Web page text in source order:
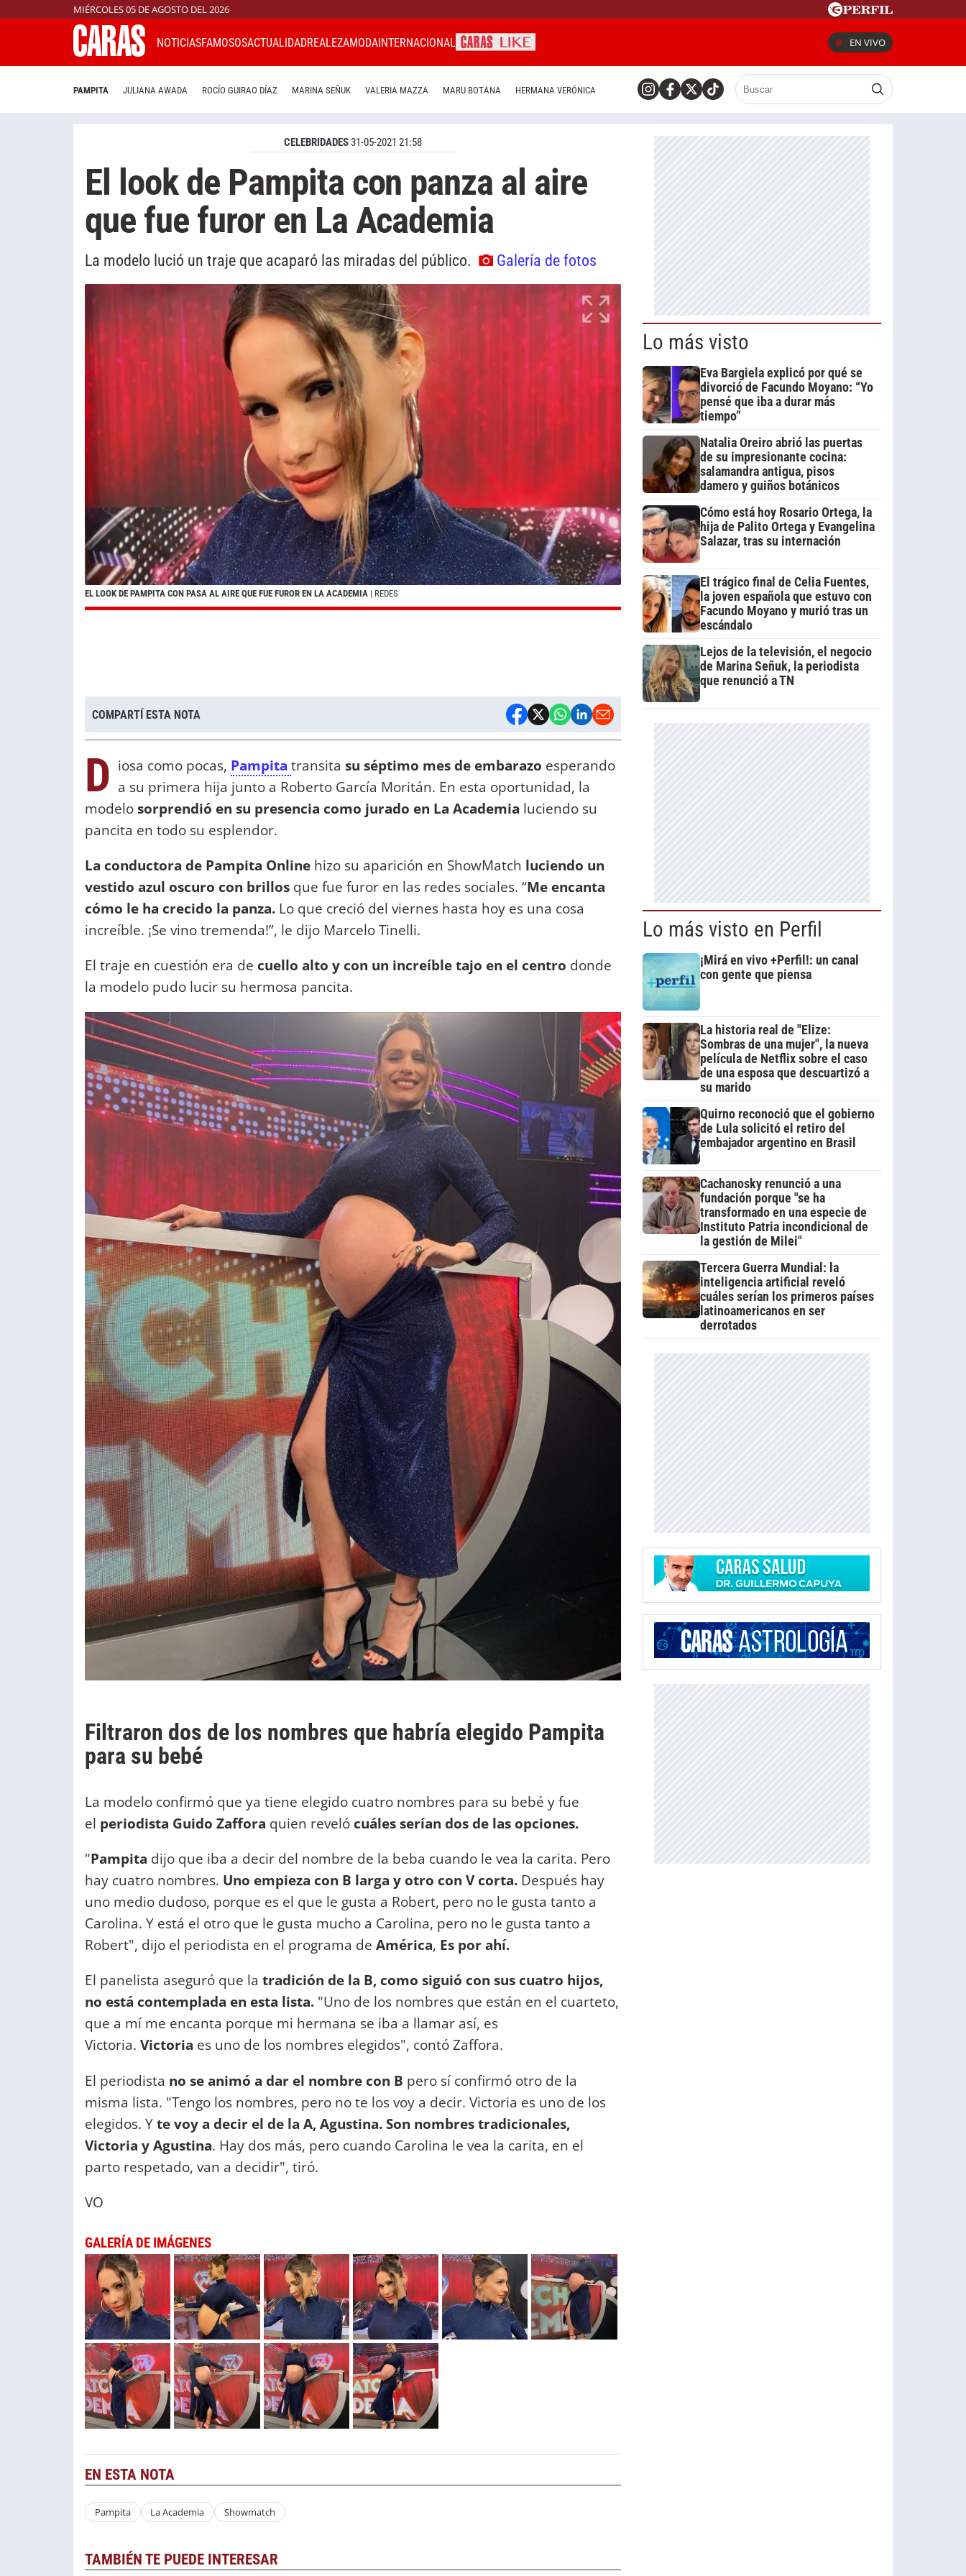
MIÉRCOLES 05 DE AGOSTO DEL 2026
NOTICIASFAMOSOSACTUALIDADREALEZAMODAINTERNACIONAL EN VIVO
PAMPITA JULIANA AWADA ROCÍO GUIRAO DÍAZ MARINA SEÑUK VALERIA MAZZA MARU BOTANA HERMANA VERÓNICA
CELEBRIDADES31-05-2021 21:58
El look de Pampita con panza al aire
que fue furor en La Academia
La modelo lució un traje que acaparó las miradas del público. Galería de fotos
EL LOOK DE PAMPITA CON PASA AL AIRE QUE FUE FUROR EN LA ACADEMIA | REDES
COMPARTÍ ESTA NOTA
D iosa como pocas, Pampita transita su séptimo mes de embarazo esperando
a su primera hija junto a Roberto García Moritán. En esta oportunidad, la
modelosorprendió en su presencia como jurado en La Academia luciendo su
pancita en todo su esplendor.
La conductora de Pampita Online hizo su aparición en ShowMatch luciendo un
vestido azul oscuro con brillos que fue furor en las redes sociales. “Me encanta
cómo le ha crecido la panza. Lo que creció del viernes hasta hoy es una cosa
increíble. ¡Se vino tremenda!”, le dijo Marcelo Tinelli.
El traje en cuestión era de cuello alto y con un increíble tajo en el centro donde
la modelo pudo lucir su hermosa pancita.
Filtraron dos de los nombres que habría elegido Pampita
para su bebé
La modelo confirmó que ya tiene elegido cuatro nombres para su bebé y fue
el periodista Guido Zaffora quien reveló cuáles serían dos de las opciones.
"Pampita dijo que iba a decir del nombre de la beba cuando le vea la carita. Pero
hay cuatro nombres. Uno empieza con B larga y otro con V corta. Después hay
uno medio dudoso, porque es el que le gusta a Robert, pero no le gusta tanto a
Carolina. Y está el otro que le gusta mucho a Carolina, pero no le gusta tanto a
Robert", dijo el periodista en el programa de América, Es por ahí.
El panelista aseguró que la tradición de la B, como siguió con sus cuatro hijos,
no está contemplada en esta lista. "Uno de los nombres que están en el cuarteto,
que a mí me encanta porque mi hermana se iba a llamar así, es
Victoria. Victoria es uno de los nombres elegidos", contó Zaffora.
El periodista no se animó a dar el nombre con B pero sí confirmó otro de la
misma lista. "Tengo los nombres, pero no te los voy a decir. Victoria es uno de los
elegidos. Yte voy a decir el de la A, Agustina. Son nombres tradicionales,
Victoria y Agustina. Hay dos más, pero cuando Carolina le vea la carita, en el
parto respetado, van a decidir", tiró.
VO
GALERÍA DE IMÁGENES
EN ESTA NOTA
Pampita La Academia Showmatch
TAMBIÉN TE PUEDE INTERESAR
Lo más visto
Eva Bargiela explicó por qué se
divorció de Facundo Moyano: “Yo
pensé que iba a durar más
tiempo”
Natalia Oreiro abrió las puertas
de su impresionante cocina:
salamandra antigua, pisos
damero y guiños botánicos
Cómo está hoy Rosario Ortega, la
hija de Palito Ortega y Evangelina
Salazar, tras su internación
El trágico final de Celia Fuentes,
la joven española que estuvo con
Facundo Moyano y murió tras un
escándalo
Lejos de la televisión, el negocio
de Marina Señuk, la periodista
que renunció a TN
Lo más visto en Perfil
¡Mirá en vivo +Perfil!: un canal
con gente que piensa
La historia real de "Elize:
Sombras de una mujer", la nueva
película de Netflix sobre el caso
de una esposa que descuartizó a
su marido
Quirno reconoció que el gobierno
de Lula solicitó el retiro del
embajador argentino en Brasil
Cachanosky renunció a una
fundación porque "se ha
transformado en una especie de
Instituto Patria incondicional de
la gestión de Milei"
Tercera Guerra Mundial: la
inteligencia artificial reveló
cuáles serían los primeros países
latinoamericanos en ser
derrotados